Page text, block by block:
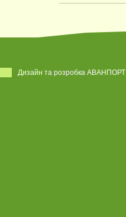
Дизайн та розробка АВАНПОРТ